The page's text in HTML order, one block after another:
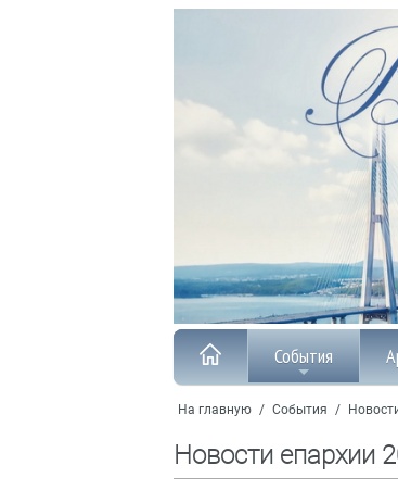
События
На главную / События /
Новости епархии